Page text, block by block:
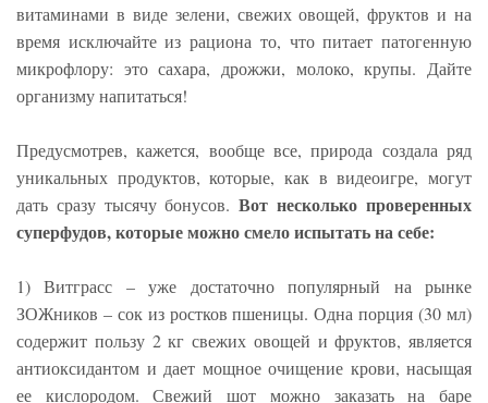
витаминами в виде зелени, свежих овощей, фруктов и на
время исключайте из рациона то, что питает патогенную
микрофлору: это сахара, дрожжи, молоко, крупы. Дайте
организму напитаться!
Предусмотрев, кажется, вообще все, природа создала ряд
уникальных продуктов, которые, как в видеоигре, могут
дать сразу тысячу бонусов.Вот несколько проверенных
суперфудов, которые можно смело испытать на себе:
1) Витграсс – уже достаточно популярный на рынке
ЗОЖников – сок из ростков пшеницы. Одна порция (30 мл)
содержит пользу 2 кг свежих овощей и фруктов, является
антиоксидантом и дает мощное очищение крови, насыщая
ее кислородом. Свежий шот можно заказать на баре